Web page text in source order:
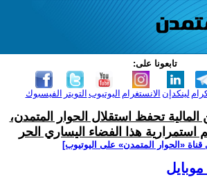
تابعونا على:
الفيسبوك التويتر اليوتيوب الانستغرام لينكدإن
المالية تحفظ استقلال الحوار المتمدن،
هذا الفضاء اليساري الحر
‫«الحوار المتمدن» على اليوتيوب]